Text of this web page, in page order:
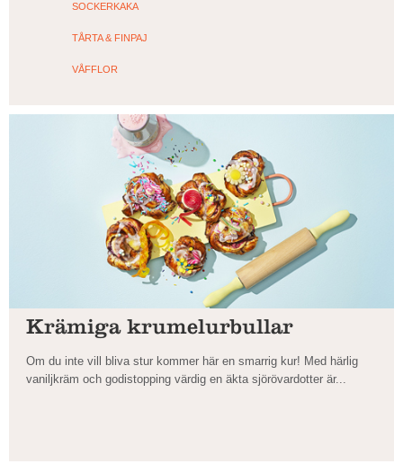
SOCKERKAKA
TÅRTA & FINPAJ
VÅFFLOR
Krämiga krumelurbullar
Om du inte vill bliva stur kommer här en smarrig kur! Med härlig
vaniljkräm och godistopping värdig en äkta sjörövardotter är...